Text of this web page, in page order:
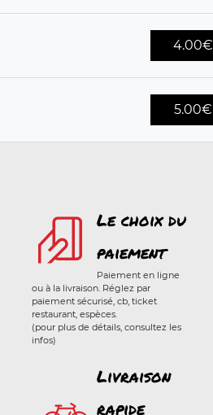
4.00€
5.00€
Le choix du
paiement
Paiement en ligne
ou à la livraison. Réglez par
paiement sécurisé, cb, ticket
restaurant, espèces.
(pour plus de détails, consultez les
infos)
Livraison
rapide